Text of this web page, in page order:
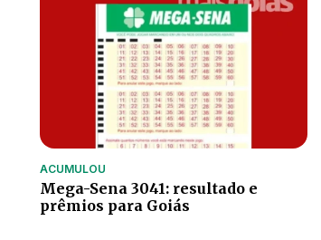
ACUMULOU
Mega-Sena 3041: resultado e
prêmios para Goiás